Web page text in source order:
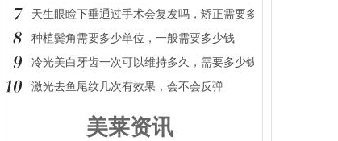
种植鬓角需要多少单位，一般需要多少钱
冷光美白牙齿一次可以维持多久，需要多少钱
激光去鱼尾纹几次有效果，会不会反弹
美莱资讯